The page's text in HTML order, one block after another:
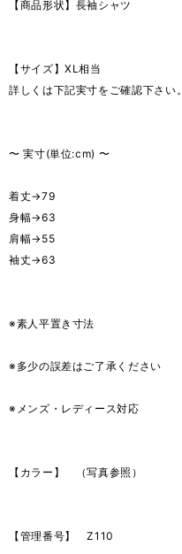
【商品形状】長袖シャツ
【サイズ】XL相当
詳しくは下記実寸をご確認下さい。
〜 実寸(単位:cm) 〜
着丈→79
身幅→63
肩幅→55
袖丈→63
※素人平置き寸法
※多少の誤差はご了承ください
※メンズ・レディース対応
【カラー】 （写真参照）
【管理番号】 Z110